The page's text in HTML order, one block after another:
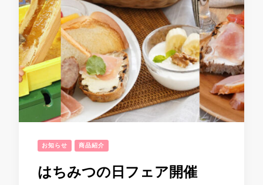
お知らせ 商品紹介
はちみつの日フェア開催